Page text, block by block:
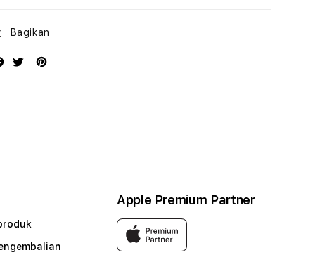
Bagikan
Apple Premium Partner